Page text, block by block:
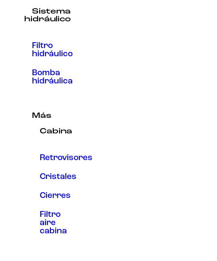
Sistema
hidráulico
Filtro
hidráulico
Bomba
hidráulica
Más
Cabina
Retrovisores
Cristales
Cierres
Filtro
aire
cabina